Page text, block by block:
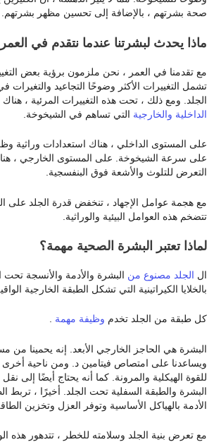
صحة بشرتهم ، بالإضافة إلى تحسين مظهر بشرتهم.
ماذا يحدث لبشرتنا عندما نتقدم في
مع تقدمنا في العمر ، نحن ملزمون برؤية بعض
تشمل التغييرات الأكثر وضوحًا التجاعيد والتغيرات
الجلد. ومع ذلك ، تحت هذه التغييرات المرئية ،
الداخلية والخارجية التي تساهم في الشيخوخة.
على المستوى الداخلي ، هناك استعدادات وراثية
على سرعة الشيخوخة. على المستوى الخارجي ،
التعرض للتلوث والأشعة فوق البنفسجية.
مع هجمة عوامل الإجهاد ، تنخفض قدرة الجلد على
تتضخم هذه العوامل البيئية والوراثية.
لماذا تعتبر البشرة الصحية مهمة؟
ال الجلد مصنوع من البشرة والأدمة والأنسجة تحت
بالخلايا الكيراتينية التي تشكل الطبقة الخارجية
كل طبقة من الجلد تخدم وظيفة مهمة .
البشرة هي الحاجز الخارجي الأبعد. إنه يحمينا من
ويساعدنا على امتصاص فيتامين د. ومن ناحية أخرى
للقوة الهيكلية والمرونة. كما أنه يحتاج أيضًا إلى نقل
البشرة والطبقة السفلية تحت الجلد. أخيرًا ، تربط
الأدمة بالهياكل الأساسية وتوفر العزل وتخزين
مع تعرض بنية الجلد وسلامته للخطر ، تتدهور هذه